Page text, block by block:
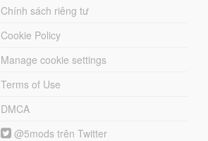
Chính sách riêng tư
Cookie Policy
Manage cookie settings
Terms of Use
DMCA
@5mods trên Twitter